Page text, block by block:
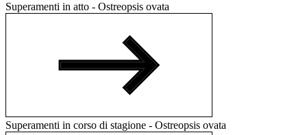
Superamenti in atto - Ostreopsis ovata
Superamenti in corso di stagione - Ostreopsis ovata